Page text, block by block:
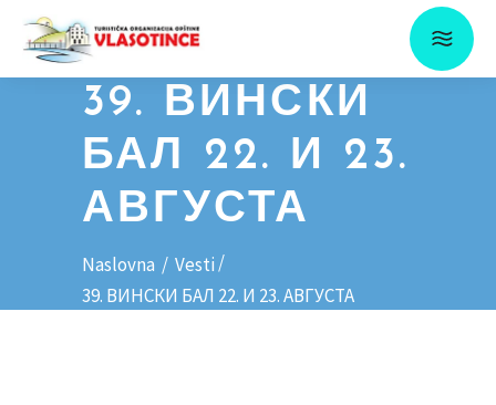
39. ВИНСКИ
БАЛ 22. И 23.
АВГУСТА
Naslovna / Vesti /
39. ВИНСКИ БАЛ 22. И 23. АВГУСТА